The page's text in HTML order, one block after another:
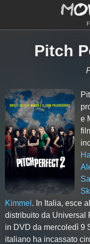
Pitch
e
Kimmel . In Italia, esce
distribuito da Universal
in DVD da mercoledì 9
italiano ha incassato